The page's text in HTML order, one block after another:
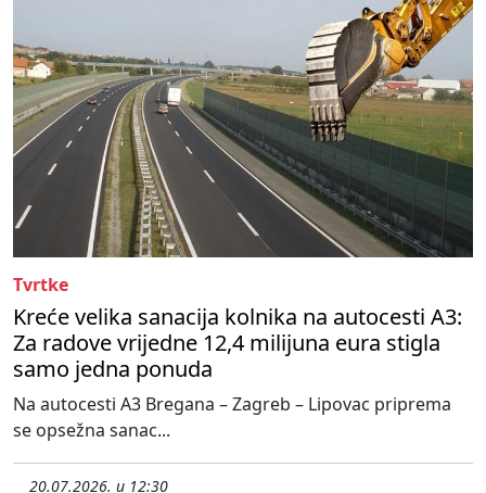
Tvrtke
Kreće velika sanacija kolnika na autocesti A3:
Za radove vrijedne 12,4 milijuna eura stigla
samo jedna ponuda
Na autocesti A3 Bregana – Zagreb – Lipovac priprema
se opsežna sanac...
20.07.2026. u 12:30